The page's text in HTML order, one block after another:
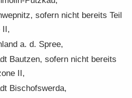
so­fern nicht be­reits Teil
II,
a. d. Spree,
Baut­zen, so­fern nicht be­reits
II,
Bi­schofs­wer­da,